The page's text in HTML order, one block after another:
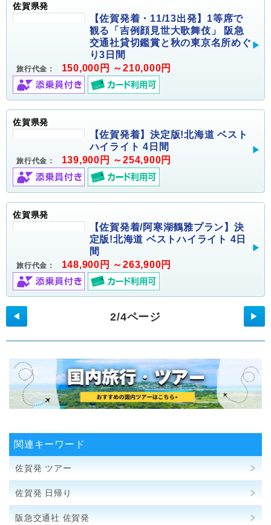
佐賀県発
【佐賀発着・11/13出発】1等席で
観る「吉例顔見世大歌舞伎」 阪急
交通社貸切鑑賞と秋の東京名所めぐ
り3日間
旅行代金： 150,000円 ～210,000円
佐賀県発
【佐賀発着】決定版!北海道 ベスト
ハイライト 4日間
旅行代金： 139,900円 ～254,900円
佐賀県発
【佐賀発着/阿寒湖鶴雅プラン】決
定版!北海道 ベストハイライト 4日
間
旅行代金： 148,900円 ～263,900円
2/4ページ
◀ ▶
関連キーワード
佐賀発 ツアー
佐賀発 日帰り
阪急交通社 佐賀発